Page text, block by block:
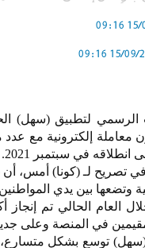
15/
15/09/
الرسمي لتطبيق (سهل)
في سبتمبر 2021.
تصريح لـ (كونا) أمس،
وتضعها بين يدي
في المنصة وعلى